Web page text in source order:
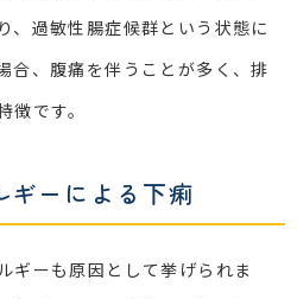
、過敏性腸症候群という状態に
合、腹痛を伴うことが多く、排
です。
ギーによる下痢
ギーも原因として挙げられま